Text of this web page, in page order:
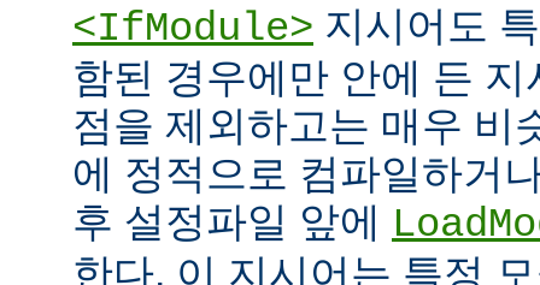
<IfModule> 지시어도
함된 경우에만 안에 든
점을 제외하고는 매우 비
에 정적으로 컴파일하거
후 설정파일 앞에
한다. 이 지시어는 특정